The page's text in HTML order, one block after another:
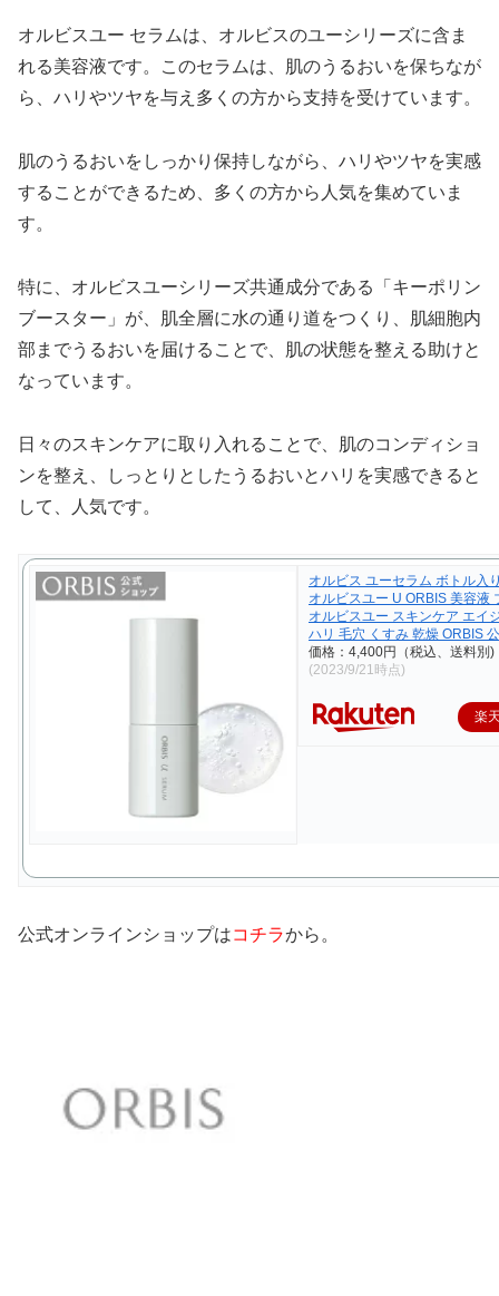
オルビスユー セラムは、オルビスのユーシリーズに含ま
れる美容液です。このセラムは、肌のうるおいを保ちなが
ら、ハリやツヤを与え多くの方から支持を受けています。
肌のうるおいをしっかり保持しながら、ハリやツヤを実感
することができるため、多くの方から人気を集めていま
す。
特に、オルビスユーシリーズ共通成分である「キーポリン
ブースター」が、肌全層に水の通り道をつくり、肌細胞内
部までうるおいを届けることで、肌の状態を整える助けと
なっています。
日々のスキンケアに取り入れることで、肌のコンディショ
ンを整え、しっとりとしたうるおいとハリを実感できると
して、人気です。
オルビス ユーセラム ボトル入
オルビスユー U ORBIS 美容液
オルビスユー スキンケア エイ
ハリ 毛穴 くすみ 乾燥 ORBIS
価格：4,400円（税込、送料別)
(2023/9/21時点)
楽
公式オンラインショップはコチラから。